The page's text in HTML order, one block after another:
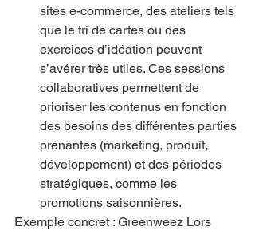
sites e-commerce, des ateliers tels
que le tri de cartes ou des
exercices d’idéation peuvent
s’avérer très utiles. Ces sessions
collaboratives permettent de
prioriser les contenus en fonction
des besoins des différentes parties
prenantes (marketing, produit,
développement) et des périodes
stratégiques, comme les
promotions saisonnières.
Exemple concret : Greenweez Lors